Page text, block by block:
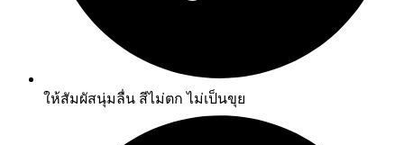
ให้สัมผัสนุ่มลื่น สีไม่ตก ไม่เป็นขุย